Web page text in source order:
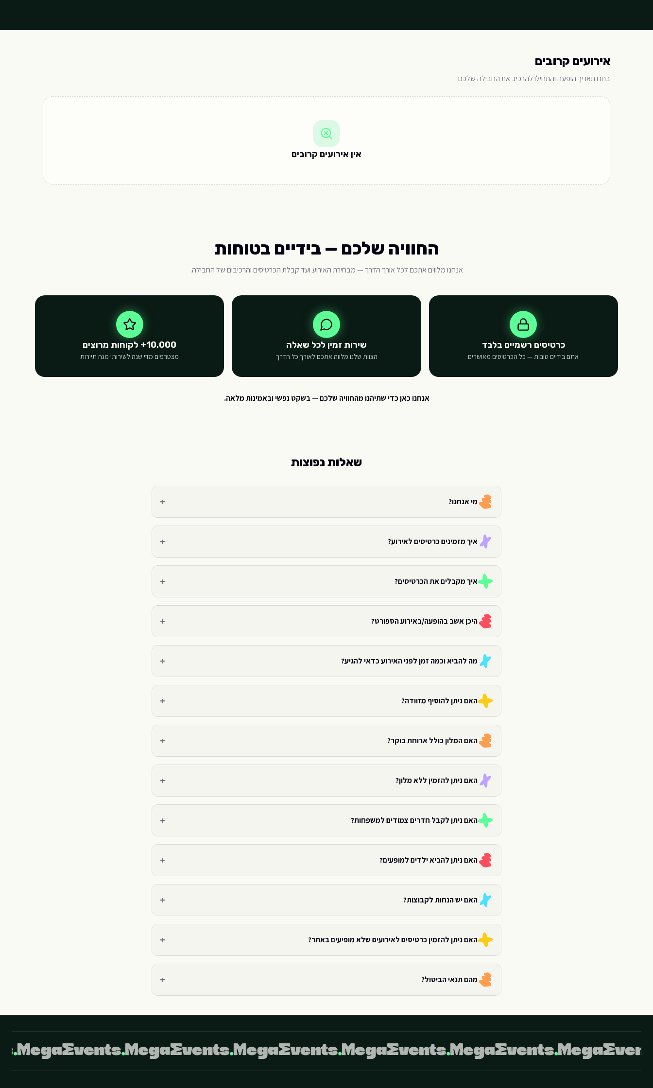
אירועים קרובים
בחרו תאריך הופעה והתחילו להרכיב את החבילה שלכם
אין אירועים קרובים
החוויה שלכם — בידיים בטוחות
אנחנו מלווים אתכם לכל אורך הדרך — מבחירת האירוע ועד קבלת הכרטיסים והרכיבים של החבילה.
כרטיסים רשמיים בלבד
אתם בידיים טובות — כל הכרטיסים מאושרים
שירות זמין לכל שאלה
הצוות שלנו מלווה אתכם לאורך כל הדרך
10,000+ לקוחות מרוצים
מצטרפים מדי שנה לשירותי מגה תיירות
אנחנו כאן כדי שתיהנו מהחוויה שלכם — בשקט נפשי ובאמינות מלאה.
שאלות נפוצות
מי אנחנו? +
איך מזמינים כרטיסים לאירוע? +
איך מקבלים את הכרטיסים? +
היכן אשב בהופעה/באירוע הספורט? +
מה להביא וכמה זמן לפני האירוע כדאי להגיע? +
האם ניתן להוסיף מזוודה? +
האם המלון כולל ארוחת בוקר? +
האם ניתן להזמין ללא מלון? +
האם ניתן לקבל חדרים צמודים למשפחות? +
האם ניתן להביא ילדים למופעים? +
האם יש הנחות לקבוצות? +
האם ניתן להזמין כרטיסים לאירועים שלא מופיעים באתר? +
מהם תנאי הביטול? +